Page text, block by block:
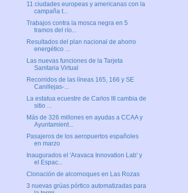
11 ciudades europeas y americanas con la
campaña t...
Trabajos contra la mosca negra en 5
tramos del río...
Resultados del plan nacional de ahorro
energético ...
Las nuevas funciones de la Tarjeta
Sanitaria Virtual
Recorridos de las líneas 165, 166 y SE
Canillejas-...
La estatua ecuestre de Carlos III cambia de
sitio ...
Más de 326 millones en ayudas a CCAA y
Ayuntamient...
Pasajeros de los aeropuertos españoles
en marzo
Inaugurados el 'Aravaca Innovation Lab' y
el Espac...
Clonación de alcornoques en Las Rozas
3 nuevas grúas pórtico automatizadas para